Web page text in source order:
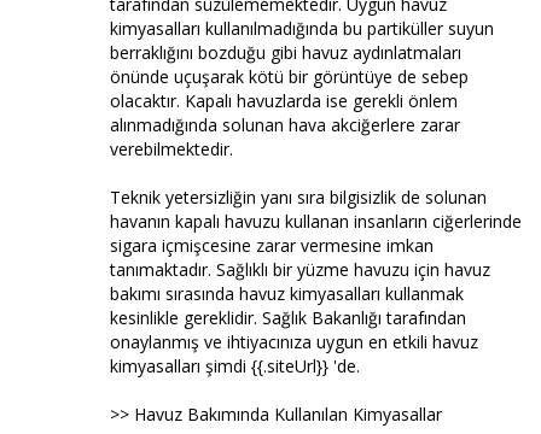
kimyasalları kullanılmadığında bu partiküller suyun
berraklığını bozduğu gibi havuz aydınlatmaları
önünde uçuşarak kötü bir görüntüye de sebep
olacaktır. Kapalı havuzlarda ise gerekli önlem
alınmadığında solunan hava akciğerlere zarar
verebilmektedir.
Teknik yetersizliğin yanı sıra bilgisizlik de solunan
havanın kapalı havuzu kullanan insanların ciğerlerinde
sigara içmişcesine zarar vermesine imkan
tanımaktadır. Sağlıklı bir yüzme havuzu için havuz
bakımı sırasında havuz kimyasalları kullanmak
kesinlikle gereklidir. Sağlık Bakanlığı tarafından
onaylanmış ve ihtiyacınıza uygun en etkili havuz
kimyasalları şimdi {{.siteUrl}} 'de.
>> Havuz Bakımında Kullanılan Kimyasallar